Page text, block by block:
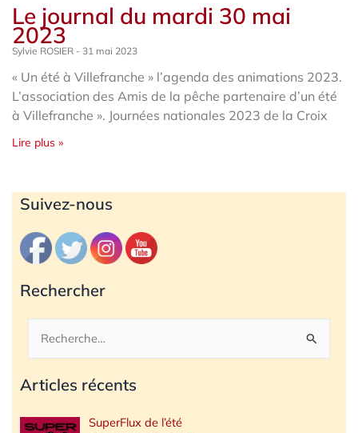
Le journal du mardi 30 mai
2023
Sylvie ROSIER 31 mai 2023
« Un été à Villefranche » l’agenda des animations 2023.
L’association des Amis de la pêche partenaire d’un été
à Villefranche ». Journées nationales 2023 de la Croix
Lire plus »
Suivez-nous
Rechercher
Rechercher :
Articles récents
SuperFlux de l’été
Archives